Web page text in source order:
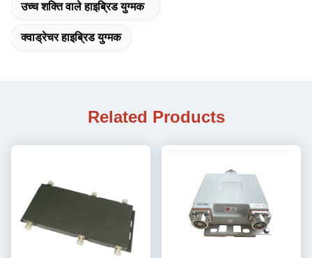
उच्च शक्ति वाले हाइब्रिड युग्मक
क्वाड्रेचर हाइब्रिड युग्मक
Related Products